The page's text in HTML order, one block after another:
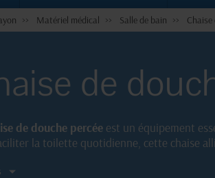
Matériel médical Salle de bain
de
de douche percée est un équipement
la toilette quotidienne, cette chaise